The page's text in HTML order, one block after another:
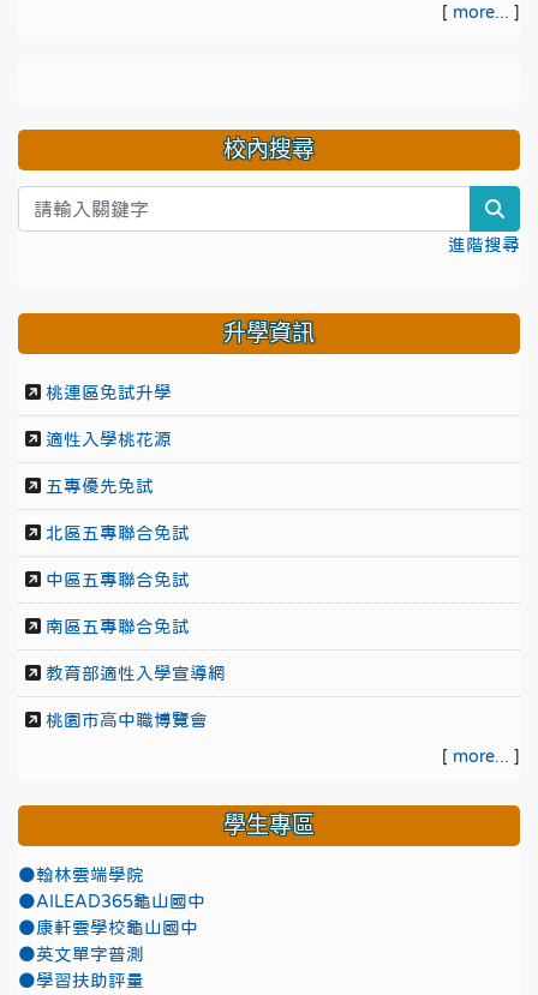
[ more... ]
校內搜尋
進階搜尋
升學資訊
桃連區免試升學
適性入學桃花源
五專優先免試
北區五專聯合免試
中區五專聯合免試
南區五專聯合免試
教育部適性入學宣導網
桃園市高中職博覽會
[ more... ]
學生專區
●翰林雲端學院
●AILEAD365龜山國中
●康軒雲學校龜山國中
●英文單字普測
●學習扶助評量